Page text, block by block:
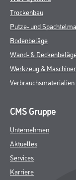
Trockenbau
Putze- und
Bodenbeläge
Wand- &
Werkzeug &
Verbrauchsmaterialien
CMS Gruppe
Unternehmen
Aktuelles
Services
Karriere